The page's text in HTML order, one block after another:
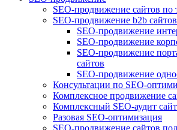
SEO-продвижение сайтов по
SEO-продвижение b2b сайтов
SEO-продвижение
SEO-продвижение
SEO-продвижение
сайтов
SEO-продвижение
Консультации по SEO-
Комплексное продвижение
Комплексный SEO-аудит
Разовая SEO-оптимизация
SEO-продвижение сайтов